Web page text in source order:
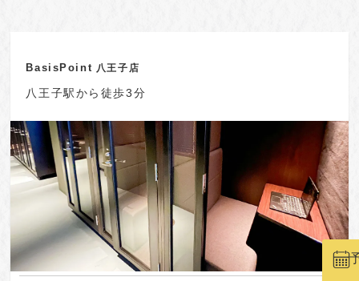
BasisPoint 八王子店
八王子駅から徒歩3分